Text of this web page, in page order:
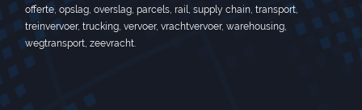
offerte, opslag, overslag, parcels, rail, supply chain, transport,
treinvervoer, trucking, vervoer, vrachtvervoer, warehousing,
wegtransport, zeevracht.